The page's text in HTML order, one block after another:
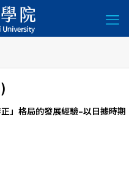
」格局的發展經驗–以日據時期